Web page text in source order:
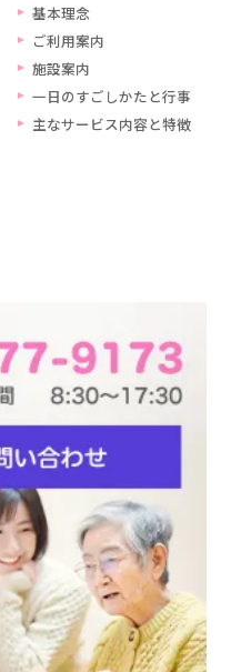
基本理念
ご利用案内
施設案内
一日のすごしかたと行事
主なサービス内容と特徴